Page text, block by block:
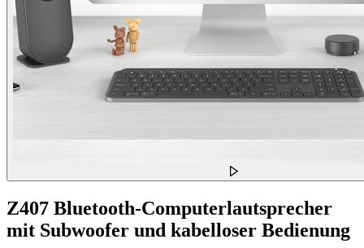
Z407 Bluetooth-Computerlautsprecher
mit Subwoofer und kabelloser Bedienung